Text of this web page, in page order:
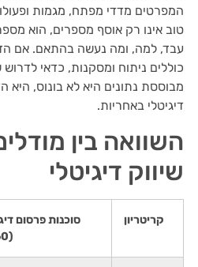
המפרטים מדדי מפתח, מגמות
טוב אינו רק אוסף מספרים, הוא
עבד, למה, ומה נעשה בהתאם. אם
כוללים ניתוח ומסקנות, כדאי
מבוססת נתונים היא לא בונוס, היא
דיגיטלי באחריות.
השוואה בין
שיווק דיגיטלי
קריטריון
סוכנות פרסום
(360)